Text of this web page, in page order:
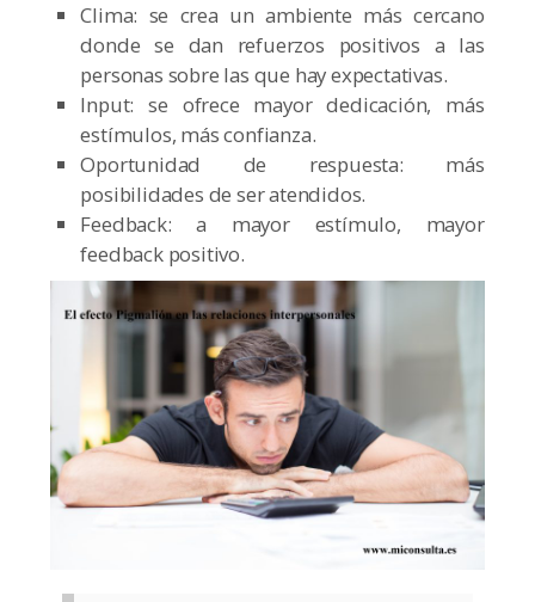
Clima: se crea un ambiente más cercano
donde se dan refuerzos positivos a las
personas sobre las que hay expectativas.
Input: se ofrece mayor dedicación, más
estímulos, más confianza.
Oportunidad de respuesta: más
posibilidades de ser atendidos.
Feedback: a mayor estímulo, mayor
feedback positivo.